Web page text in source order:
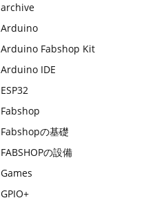
archive
Arduino
Arduino Fabshop Kit
Arduino IDE
ESP32
Fabshop
Fabshopの基礎
FABSHOPの設備
Games
GPIO+